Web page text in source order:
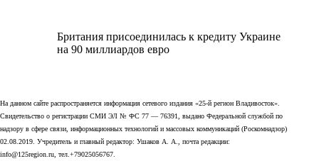
Британия присоединилась к кредиту Украине
на 90 миллиардов евро
На данном сайте распространяется информация сетевого издания «25-й регион Владивосток».
Свидетельство о регистрации СМИ ЭЛ № ФС 77 — 76391, выдано Федеральной службой по
надзору в сфере связи, информационных технологий и массовых коммуникаций (Роскомнадзор)
02.08.2019. Учредитель и главный редактор: Ушаков А. А., почта редакции:
info@125region.ru, тел.+79025056767.